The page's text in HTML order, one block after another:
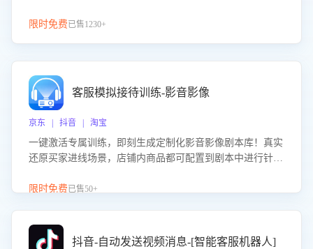
限时免费已售1230+
客服模拟接待训练-影音影像
京东 | 抖音 | 淘宝
一键激活专属训练，即刻生成定制化影音影像剧本库！真实
还原买家进线场景，店铺内商品都可配置到剧本中进行针对
击 “立即开通”，快速获取影音影像类目剧本，一键开启客服
限时免费已售50+
抖音-自动发送视频消息-[智能客服机器人]